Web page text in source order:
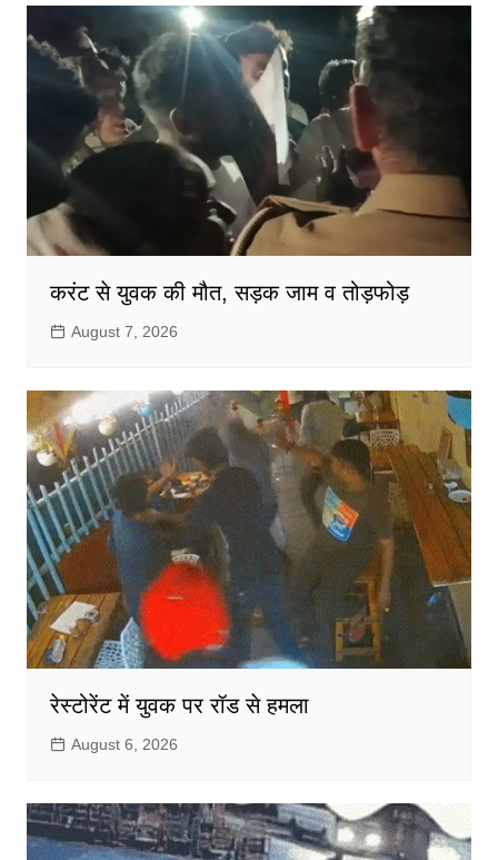
करंट से युवक की मौत, सड़क जाम व तोड़फोड़
August 7, 2026
रेस्टोरेंट में युवक पर रॉड से हमला
August 6, 2026